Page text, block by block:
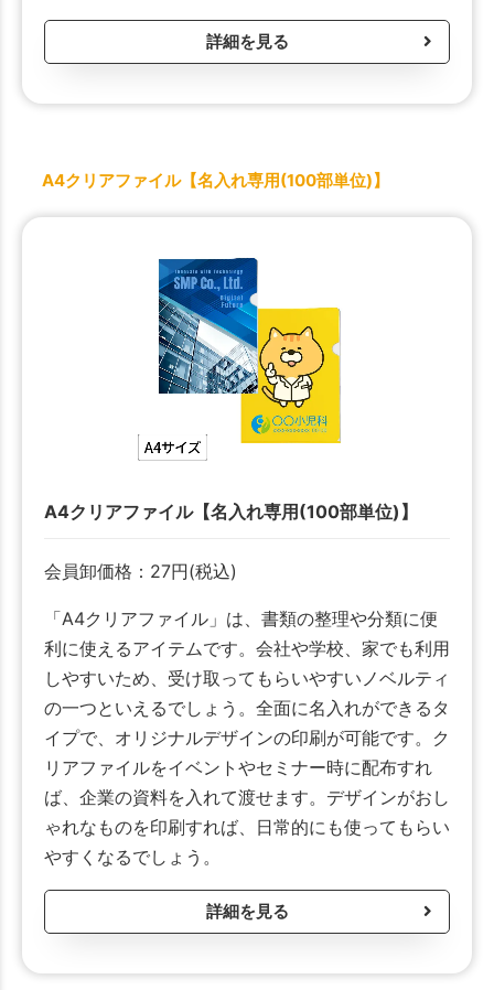
詳細を見る
A4クリアファイル【名入れ専用(100部単位)】
A4クリアファイル【名入れ専用(100部単位)】
会員卸価格： 27円(税込)
「A4クリアファイル」は、書類の整理や分類に便
利に使えるアイテムです。会社や学校、家でも利用
しやすいため、受け取ってもらいやすいノベルティ
の一つといえるでしょう。全面に名入れができるタ
イプで、オリジナルデザインの印刷が可能です。ク
リアファイルをイベントやセミナー時に配布すれ
ば、企業の資料を入れて渡せます。デザインがおし
ゃれなものを印刷すれば、日常的にも使ってもらい
やすくなるでしょう。
詳細を見る